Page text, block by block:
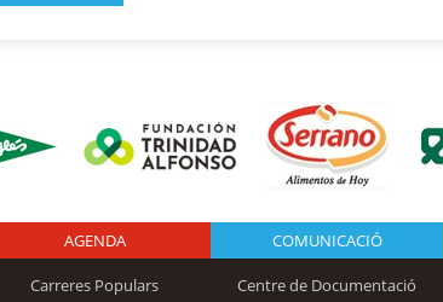
Logo Fundación
AGENDA
Carreres Populars
COMUNICACIÓ
Centre de Documentació